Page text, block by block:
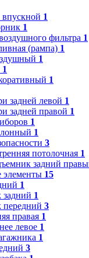
впускной 1
1
фильтра 1
(рампа) 1
1
1
1
задней левой 1
задней правой 1
1
1
3
потолочная 1
задний
элементы 15
1
задний 1
передний 3
правая 1
левое 1
1
3